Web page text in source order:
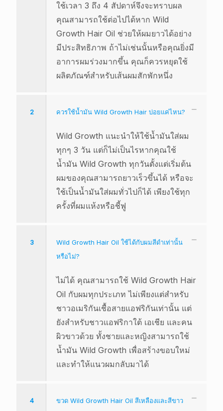
ใช้เวลา 3 ถึง 4 สัปดาห์จึงจะทราบผล
คุณสามารถใช้ต่อไปได้หาก Wild
Growth Hair Oil ช่วยให้ผมยาวได้อย่าง
มีประสิทธิภาพ ถ้าไม่เช่นนั้นหรือคุณยิ่งมี
อาการผมร่วงมากขึ้น คุณก็ควรหยุดใช้
ผลิตภัณฑ์สำหรับเส้นผมสักพักหนึ่ง
2 ควรใช้น้ำมัน Wild Growth Hair บ่อยแค่ไหน?
Wild Growth แนะนำให้ใช้น้ำมันใส่ผม
ทุกๆ 3 วัน แต่ก็ไม่เป็นไรหากคุณใช้
น้ำมัน Wild Growth ทุกวันตั้งแต่เริ่มต้น
ผมของคุณสามารถยาวเร็วขึ้นได้ หรือจะ
ใช้เป็นน้ำมันใส่ผมทั่วไปก็ได้ เพียงใช้ทุก
ครั้งที่ผมแห้งหรือชี้ฟู
3
Wild Growth Hair Oil ใช้ได้กับผมสีดำเท่านั้น
หรือไม่?
ไม่ได้ คุณสามารถใช้ Wild Growth Hair
Oil กับผมทุกประเภท ไม่เพียงแต่สำหรับ
ชาวอเมริกันเชื้อสายแอฟริกันเท่านั้น แต่
ยังสำหรับชาวแอฟริกาใต้ เอเชีย และคน
ผิวขาวด้วย ทั้งชายและหญิงสามารถใช้
น้ำมัน Wild Growth เพื่อสร้างขอบใหม่
และทำให้แนวผมกลับมาได้
4
ขวด Wild Growth Hair Oil สีเหลืองและสีขาว